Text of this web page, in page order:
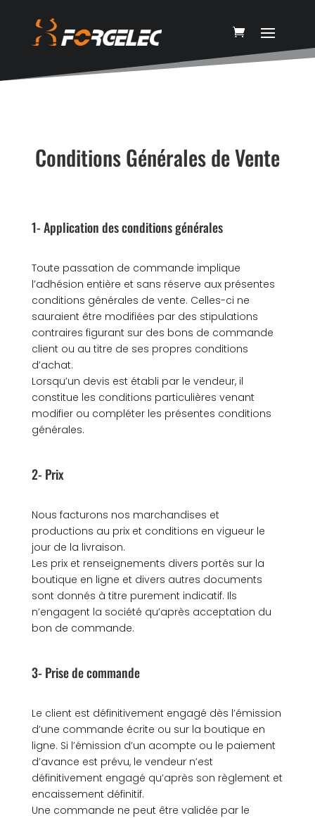
Conditions Générales de Vente
1- Application des conditions générales
Toute passation de commande implique
l’adhésion entière et sans réserve aux présentes
conditions générales de vente. Celles-ci ne
sauraient être modifiées par des stipulations
contraires figurant sur des bons de commande
client ou au titre de ses propres conditions
d’achat.
Lorsqu’un devis est établi par le vendeur, il
constitue les conditions particulières venant
modifier ou compléter les présentes conditions
générales.
2- Prix
Nous facturons nos marchandises et
productions au prix et conditions en vigueur le
jour de la livraison.
Les prix et renseignements divers portés sur la
boutique en ligne et divers autres documents
sont donnés à titre purement indicatif. Ils
n’engagent la société qu’après acceptation du
bon de commande.
3- Prise de commande
Le client est définitivement engagé dès l’émission
d’une commande écrite ou sur la boutique en
ligne. Si l’émission d’un acompte ou le paiement
d’avance est prévu, le vendeur n’est
définitivement engagé qu’après son règlement et
encaissement définitif.
Une commande ne peut être validée par le